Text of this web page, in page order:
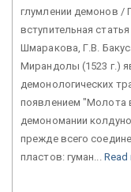
глумлении демонов /
вступительная
Шмаракова, Г.В.
Мирандолы (1523 г.)
демонологических
появлением "Молота
демономании
прежде всего
пластов: гуман... Read